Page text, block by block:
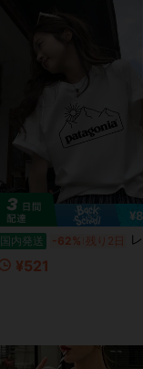
国内発送 -62% 残り2日 レディース半袖T
¥521